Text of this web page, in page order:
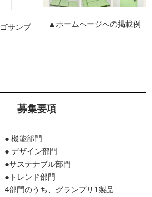
サンプ
▲ホームページへの掲載例
募集要項
● 機能部門
● デザイン部門
●サステナブル部門
●トレンド部門
4部門のうち、グランプリ1製品